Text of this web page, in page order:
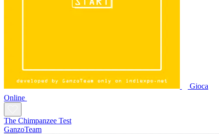
Gioca
Online
The Chimpanzee Test
GanzoTeam